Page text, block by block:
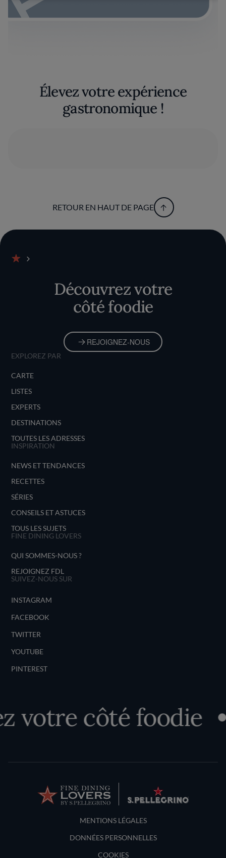
Élevez votre expérience
gastronomique !
RETOUR EN HAUT DE PAGE
Découvrez votre
côté foodie
REJOIGNEZ-NOUS
EXPLOREZ PAR
CARTE
LISTES
EXPERTS
DESTINATIONS
TOUTES LES ADRESSES
INSPIRATION
NEWS ET TENDANCES
RECETTES
SÉRIES
CONSEILS ET ASTUCES
TOUS LES SUJETS
FINE DINING LOVERS
QUI SOMMES-NOUS ?
REJOIGNEZ FDL
SUIVEZ-NOUS SUR
INSTAGRAM
FACEBOOK
TWITTER
YOUTUBE
PINTEREST
votre côté foodie
Terms and Conditions
MENTIONS LÉGALES
DONNÉES PERSONNELLES
COOKIES